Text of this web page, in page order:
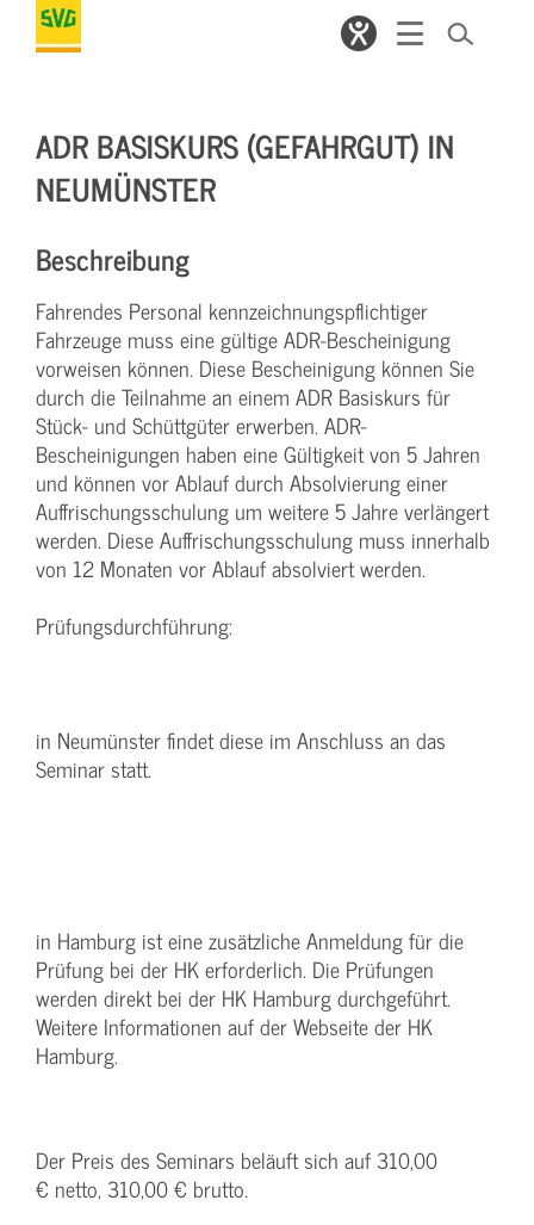
ADR BASISKURS (GEFAHRGUT) IN
NEUMÜNSTER
Beschreibung
Fahrendes Personal kennzeichnungspflichtiger
Fahrzeuge muss eine gültige ADR-Bescheinigung
vorweisen können. Diese Bescheinigung können Sie
durch die Teilnahme an einem ADR Basiskurs für
Stück- und Schüttgüter erwerben. ADR-
Bescheinigungen haben eine Gültigkeit von 5 Jahren
und können vor Ablauf durch Absolvierung einer
Auffrischungsschulung um weitere 5 Jahre verlängert
werden. Diese Auffrischungsschulung muss innerhalb
von 12 Monaten vor Ablauf absolviert werden.
Prüfungsdurchführung:
in Neumünster findet diese im Anschluss an das
Seminar statt.
in Hamburg ist eine zusätzliche Anmeldung für die
Prüfung bei der HK erforderlich. Die Prüfungen
werden direkt bei der HK Hamburg durchgeführt.
Weitere Informationen auf der Webseite der HK
Hamburg.
Der Preis des Seminars beläuft sich auf 310,00
€ netto, 310,00 € brutto.